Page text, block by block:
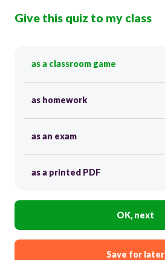
Give this quiz to my class
as a classroom game
as homework
as an exam
as a printed PDF
OK, next
Save for later